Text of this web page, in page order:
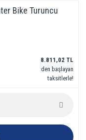
Bike Turuncu
8.811,02 TL
den başlayan
taksitlerle!